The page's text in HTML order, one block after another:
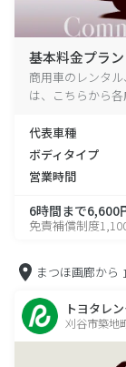
基本料金プラン
商用車のレンタ
は、こちらから各
代表車種
ボディタイプ
営業時間
6時間まで6,600
免責補償制度
まつほ画廊から
トヨタレ
刈谷市築地